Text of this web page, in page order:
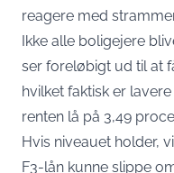
reagere med
Ikke alle boligejere
ser foreløbigt ud til at
hvilket faktisk er
renten lå på 3,49
Hvis niveauet holder,
F3-lån kunne slippe